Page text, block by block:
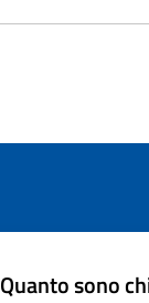
Quanto sono